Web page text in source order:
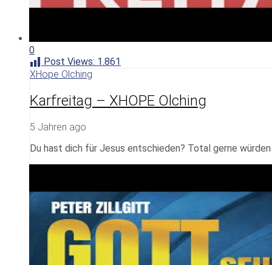
0
Post Views: 1.861
XHope Olching
Karfreitag – XHOPE Olching
5 Jahren ago
Du hast dich für Jesus entschieden? Total gerne